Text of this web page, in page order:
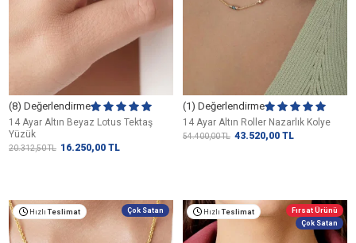
(8) Değerlendirme
14 Ayar Altın Beyaz Lotus Tektaş
Yüzük
20.312,50TL 16.250,00 TL
(1) Değerlendirme
14 Ayar Altın Roller Nazarlık Kolye
54.400,00TL 43.520,00 TL
Hızlı Teslimat Çok Satan Hızlı Teslimat
Fırsat Ürünü
Çok Satan